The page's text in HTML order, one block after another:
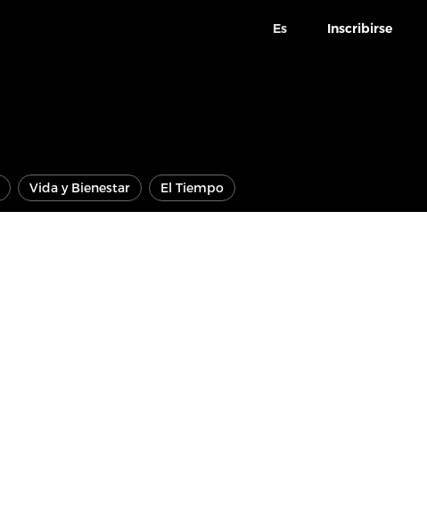
Es Inscribirse
Vida y Bienestar El Tiempo